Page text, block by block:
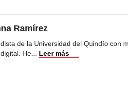
Ramírez
de la Universidad del Quindío con
He
Leer más